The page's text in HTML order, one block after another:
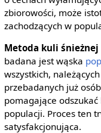
zbiorowości, może
zachodzących w
Metoda kuli śnieżnej
badana jest wąska
wszystkich,
przebadanych już
pomagające
populacji. Proces ten
satysfakcjonująca.